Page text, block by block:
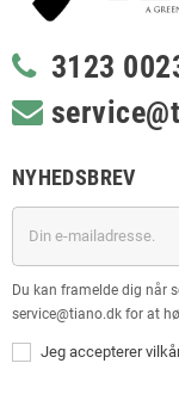
3123
NYHEDSBREV
Du kan framelde dig når
service@tiano.dk for at
Jeg accepterer